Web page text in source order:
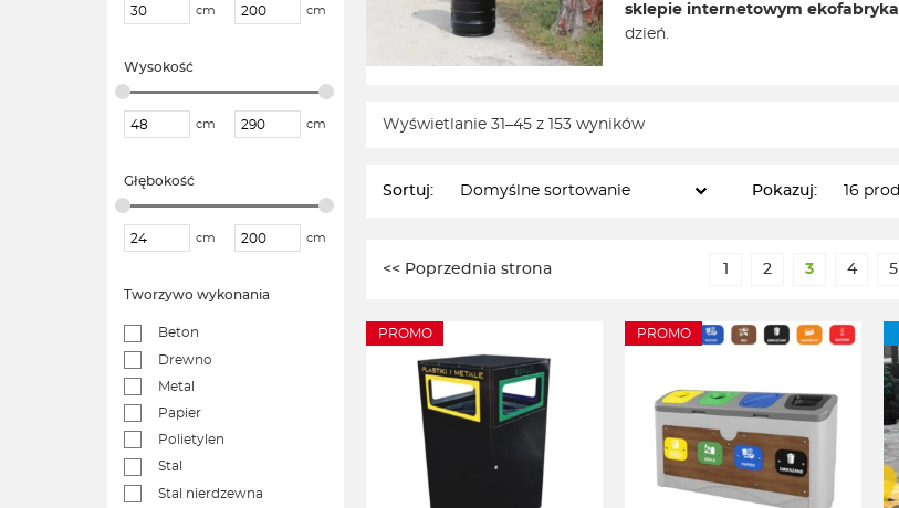
cm cm
Wysokość
cm cm
Głębokość
cm cm
Tworzywo wykonania
Beton
Drewno
Metal
Papier
Polietylen
Stal
Stal nierdzewna
sklepie internetowym ekofabryka
dzień.
Wyświetlanie 31–45 z 153 wyników
Sortuj: Pokazuj:
<< Poprzednia strona 2 3 4 5
PROMO PROMO